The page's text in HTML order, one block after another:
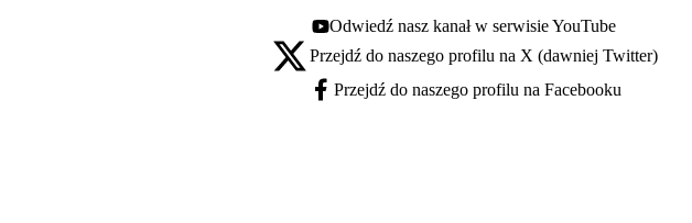
Youtube - otwiera się w nowej karcie
Odwiedź nasz kanał w serwisie YouTube
X - otwiera się w nowej karcie
Przejdź do naszego profilu na X (dawniej Twitter)
Facebook - otwiera się w nowej karcie
Przejdź do naszego profilu na Facebooku